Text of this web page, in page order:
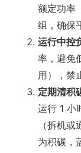
额定功率
组，确保
运行中控
率，避免
用），禁
定期清积
运行 1 小
（拆机
为积碳，